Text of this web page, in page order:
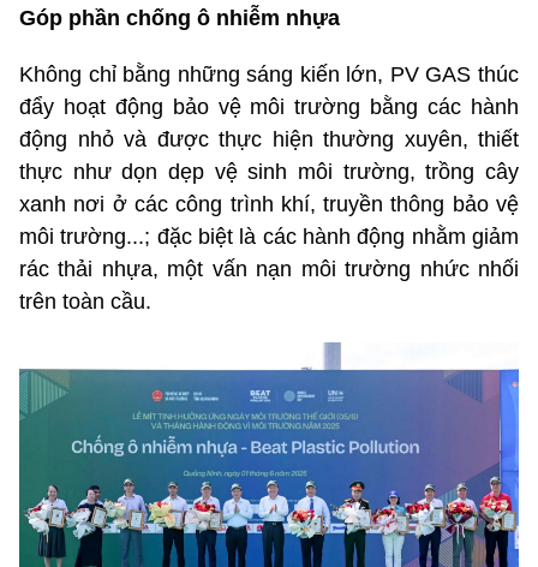
Góp phần chống ô nhiễm nhựa
Không chỉ bằng những sáng kiến lớn, PV GAS thúc
đẩy hoạt động bảo vệ môi trường bằng các hành
động nhỏ và được thực hiện thường xuyên, thiết
thực như dọn dẹp vệ sinh môi trường, trồng cây
xanh nơi ở các công trình khí, truyền thông bảo vệ
môi trường...; đặc biệt là các hành động nhằm giảm
rác thải nhựa, một vấn nạn môi trường nhức nhối
trên toàn cầu.